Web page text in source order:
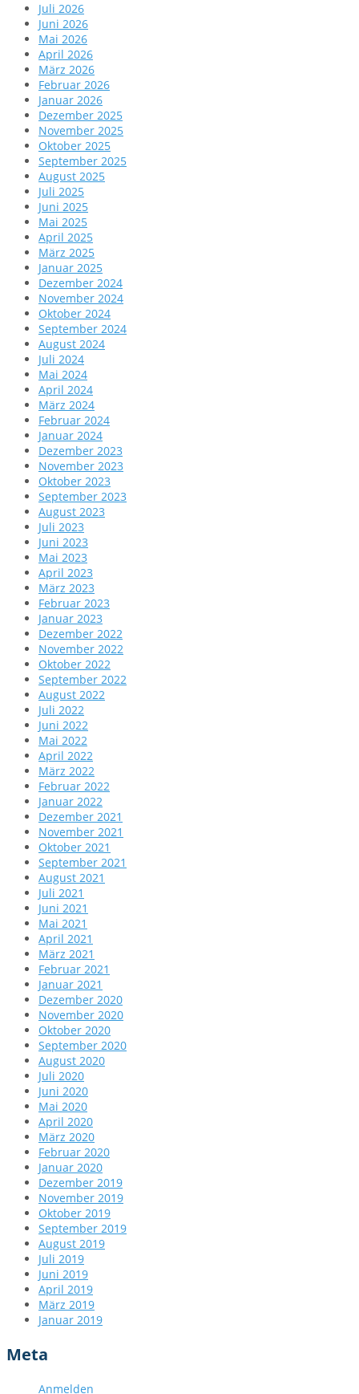
Juli 2026
Juni 2026
Mai 2026
April 2026
März 2026
Februar 2026
Januar 2026
Dezember 2025
November 2025
Oktober 2025
September 2025
August 2025
Juli 2025
Juni 2025
Mai 2025
April 2025
März 2025
Januar 2025
Dezember 2024
November 2024
Oktober 2024
September 2024
August 2024
Juli 2024
Mai 2024
April 2024
März 2024
Februar 2024
Januar 2024
Dezember 2023
November 2023
Oktober 2023
September 2023
August 2023
Juli 2023
Juni 2023
Mai 2023
April 2023
März 2023
Februar 2023
Januar 2023
Dezember 2022
November 2022
Oktober 2022
September 2022
August 2022
Juli 2022
Juni 2022
Mai 2022
April 2022
März 2022
Februar 2022
Januar 2022
Dezember 2021
November 2021
Oktober 2021
September 2021
August 2021
Juli 2021
Juni 2021
Mai 2021
April 2021
März 2021
Februar 2021
Januar 2021
Dezember 2020
November 2020
Oktober 2020
September 2020
August 2020
Juli 2020
Juni 2020
Mai 2020
April 2020
März 2020
Februar 2020
Januar 2020
Dezember 2019
November 2019
Oktober 2019
September 2019
August 2019
Juli 2019
Juni 2019
April 2019
März 2019
Januar 2019
Meta
Anmelden